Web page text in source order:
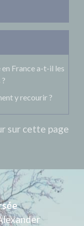
France a-t-il les
y recourir ?
sur cette page